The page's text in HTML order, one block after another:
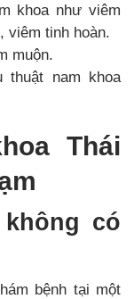
khoa như viêm
viêm tinh hoàn.
muộn.
thuật nam khoa
Thái
có
bệnh tại một